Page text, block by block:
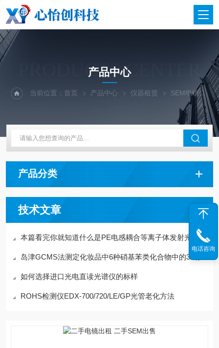
PRODUCTS CENTER
产品中心
当前位置：首页 产品中心 仪器租赁 SEM电镜出租
产品分类
技术文章
本篇看完你就知道什么是PE电感耦合等离子体发射光谱仪了
岛津GCMS法测定化妆品中6种硝基苯类化合物中的3-硝基甲苯
如何选择进口光电直读光谱仪的标样
ROHS检测仪EDX-700/720/LE/GP光管老化方法
电话咨询